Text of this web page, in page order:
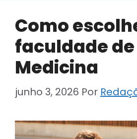
Como
faculdade de
Medicina
junho 3, 2026 Por